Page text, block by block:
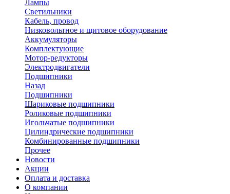
Лампы
Светильники
Кабель, провод
Низковольтное и щитовое оборудование
Аккумуляторы
Комплектующие
Мотор-редукторы
Электродвигатели
Подшипники
Назад
Подшипники
Шариковые подшипники
Роликовые подшипники
Игольчатые подшипники
Цилиндрические подшипники
Комбинированные подшипники
Прочее
Новости
Акции
Оплата и доставка
О компании